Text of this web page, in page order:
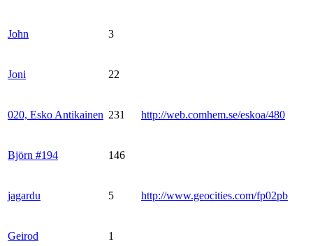
John 3
Joni 22
020, Esko Antikainen 231 http://web.comhem.se/eskoa/480
Björn #194 146
jagardu 5 http://www.geocities.com/fp02pb
Geirod 1